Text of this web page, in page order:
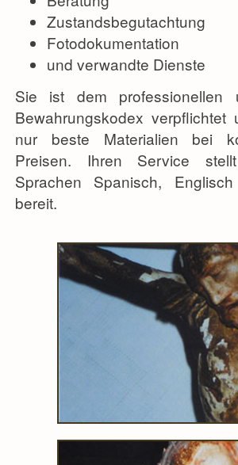
Zustandsbegutachtung
Fotodokumentation
und verwandte Dienste
Sie ist dem professionellen
Bewahrungskodex verpflichtet
nur beste Materialien bei
Preisen. Ihren Service
Sprachen Spanisch,
bereit.